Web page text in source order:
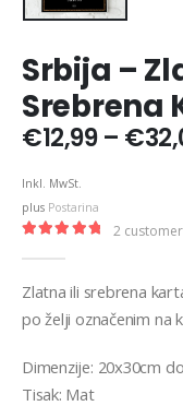
Srbija –
Srebrena
€12,99 – €
Inkl. MwSt.
plus Postarina
2
Zlatna ili srebrena
po želji označenim na
Dimenzije: 20x30cm
Tisak: Mat